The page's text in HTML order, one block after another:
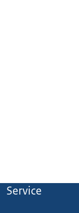
Service